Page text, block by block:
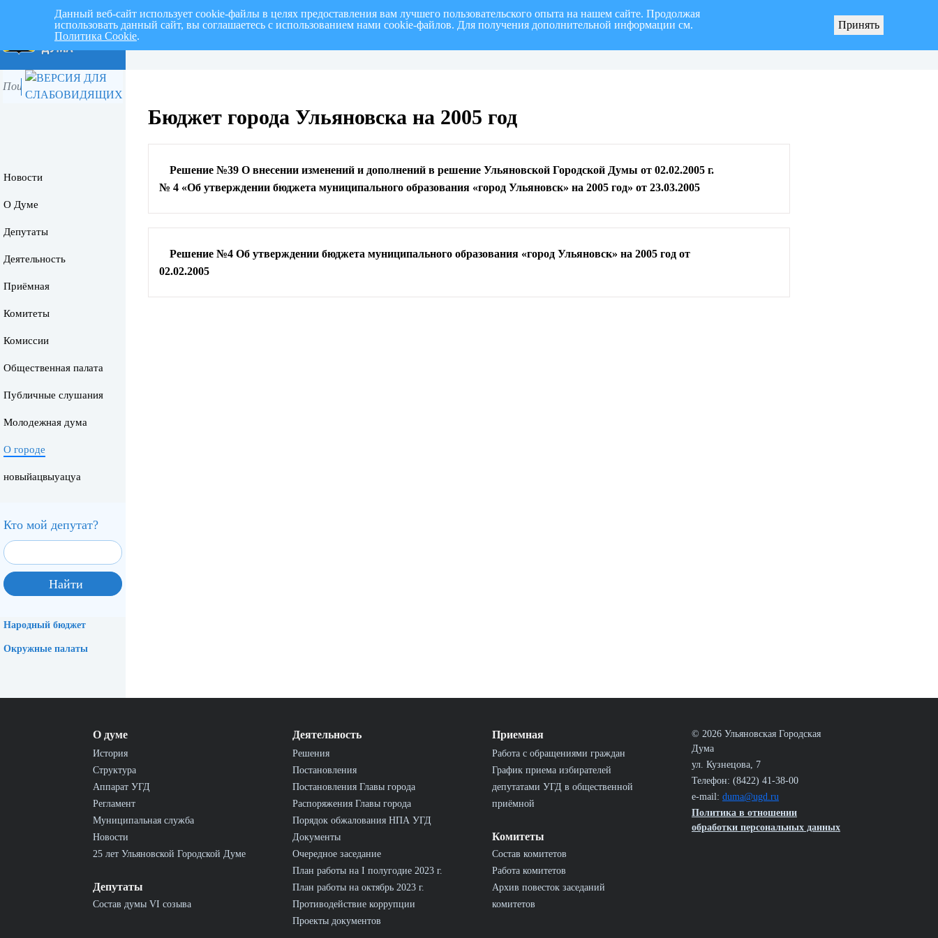
О мерах по реализации инициативных
Новости
О Думе
Депутаты
Деятельность
Приёмная
Комитеты
Комиссии
Общественная палата
Публичные слушания
Молодежная дума
О городе
новыйацвыуацуа
Кто мой депутат?
Народный бюджет
Окружные палаты
Бюджет города Ульяновска на 2005 год
Решение №39 О внесении изменений и дополнений в решение Ульяновской Городской Думы от 02.02.2005 г.
№ 4 «Об утверждении бюджета муниципального образования «город Ульяновск» на 2005 год» от 23.03.2005
Решение №4 Об утверждении бюджета муниципального образования «город Ульяновск» на 2005 год от
02.02.2005
О думе
История
Структура
Аппарат УГД
Регламент
Муниципальная служба
Новости
25 лет Ульяновской Городской Думе
Депутаты
Состав думы VI созыва
Деятельность
Решения
Постановления
Постановления Главы города
Распоряжения Главы города
Порядок обжалования НПА УГД
Документы
Очередное заседание
План работы на I полугодие 2023 г.
План работы на октябрь 2023 г.
Противодействие коррупции
Проекты документов
Приемная
Работа с обращениями граждан
График приема избирателей
депутатами УГД в общественной
приёмной
Комитеты
Состав комитетов
Работа комитетов
Архив повесток заседаний
комитетов
© 2026 Ульяновская Городская
Дума
ул. Кузнецова, 7
Телефон: (8422) 41-38-00
e-mail: duma@ugd.ru
Политика в отношении
обработки персональных данных
Данный веб-сайт использует cookie-файлы в целях предоставления вам лучшего пользовательского опыта на нашем сайте. Продолжая
использовать данный сайт, вы соглашаетесь с использованием нами cookie-файлов. Для получения дополнительной информации см.
Политика Cookie.
Принять